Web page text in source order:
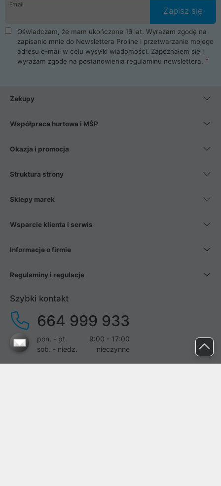
Email
Zapisz się
Oświadczam, że mam ukończone 16 lat. Wyrażam zgodę na
zapisanie mnie do Newslettera Proline i przetwarzanie mojego
adresu e-mail w celu wysyłki wiadomości. Zapoznałem się i
wyrażam zgodę na postanowienia regulaminu newslettera.
Zakupy
Współpraca hurtowa i MŚP
Okazja i promocja
Struktura strony
Sklepy marek
Wsparcie klienta i serwis
Informacje o firmie
Regulaminy i regulacje
Szybki kontakt
664 999 933
pon. - pt.
9:00 - 17:00
sob. - niedz.
nieczynne